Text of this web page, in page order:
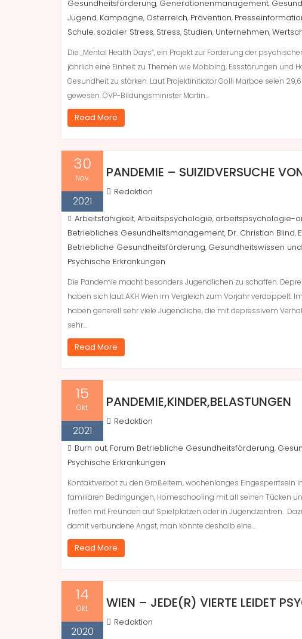
Gesundheitsförderung, Generationenmanagement,
Jugend, Kampagne, Österreich, Prävention,
Schule, sozialer Stress, Stress, Studien, Unternehmen,
Die „Mental Health Days“, ein Projekt zur Förderung der
jährlich eine Einheit zu Themen wie Mobbing, Essstörungen
Gesundheit zu stärken. Laut Projektinitiator Golli Marboe seien
gewesen. ÖVP-Bildungsminister Martin…
Read More
30
Nov.
2021
PANDEMIE – SUIZIDVERSUCHE
Redaktion
Arbeitsfähigkeit,Arbeitspsychologie, arbeitspsychologie-
Betriebliches Gesundheitsmanagement, Dr. Christian Blind,
Betriebliche Gesundheitsförderung, Gesundheitswissen
Psychische Erkrankungen
Die Pandemie macht besonders Jugendlichen zu schaffen.
haben sich laut AKH Wien im Vergleich zum Vorjahr verdoppelt.
haben generell sehr viele Jugendliche, die mit depressivem
sehr…
Read More
15
Okt.
2021
PANDEMIE,KINDER,BELASTUNGEN
Redaktion
Burn out, Forum Betriebliche Gesundheitsförderung,
Psychische Erkrankungen
Kontaktverbot zu den Großeltern, wochenlanges
familiären Bedingungen, Homeschooling mit all seinen Tücken
Treffen mit Freunden auf Spielplätzen oder in Jugendzentren.
damit verbundene Angst, man könnte deshalb eine…
Read More
14
Okt.
2020
WIEN – JEDE(R) VIERTE LEIDET
Redaktion